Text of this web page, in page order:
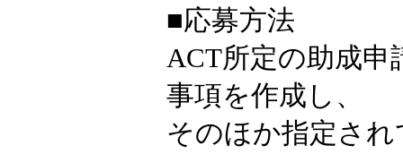
■応募方法
ACT所定の助成
事項を作成し、
そのほか指定さ